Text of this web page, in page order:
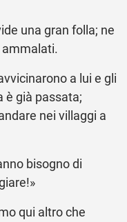
una gran folla; ne
ammalati.
a lui e gli
è già passata;
nei villaggi a
bisogno di
qui altro che